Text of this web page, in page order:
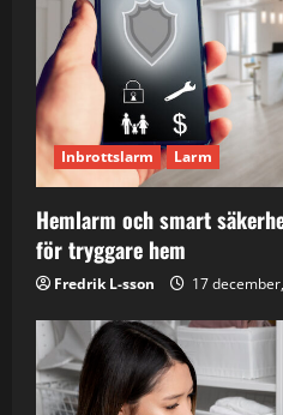
Inbrottslarm Larm
Hemlarm och smart
för tryggare hem
Fredrik L-sson 17